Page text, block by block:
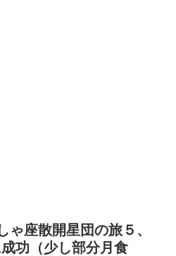
ゃ座散開星団の旅５、
功（少し部分月食